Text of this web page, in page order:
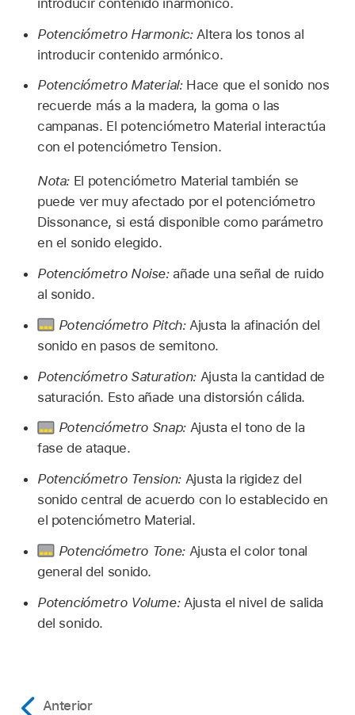
Potenciómetro Harmonic:Altera los tonos al
introducir contenido armónico.
Potenciómetro Material:Hace que el sonido nos
recuerde más a la madera, la goma o las
campanas. El potenciómetro Material interactúa
con el potenciómetro Tension.
Nota: El potenciómetro Material también se
puede ver muy afectado por el potenciómetro
Dissonance, si está disponible como parámetro
en el sonido elegido.
Potenciómetro Noise:añade una señal de ruido
al sonido.
Potenciómetro Pitch: Ajusta la afinación del
sonido en pasos de semitono.
Potenciómetro Saturation:Ajusta la cantidad de
saturación. Esto añade una distorsión cálida.
Potenciómetro Snap: Ajusta el tono de la
fase de ataque.
Potenciómetro Tension: Ajusta la rigidez del
sonido central de acuerdo con lo establecido en
el potenciómetro Material.
Potenciómetro Tone: Ajusta el color tonal
general del sonido.
Potenciómetro Volume:Ajusta el nivel de salida
del sonido.
Anterior